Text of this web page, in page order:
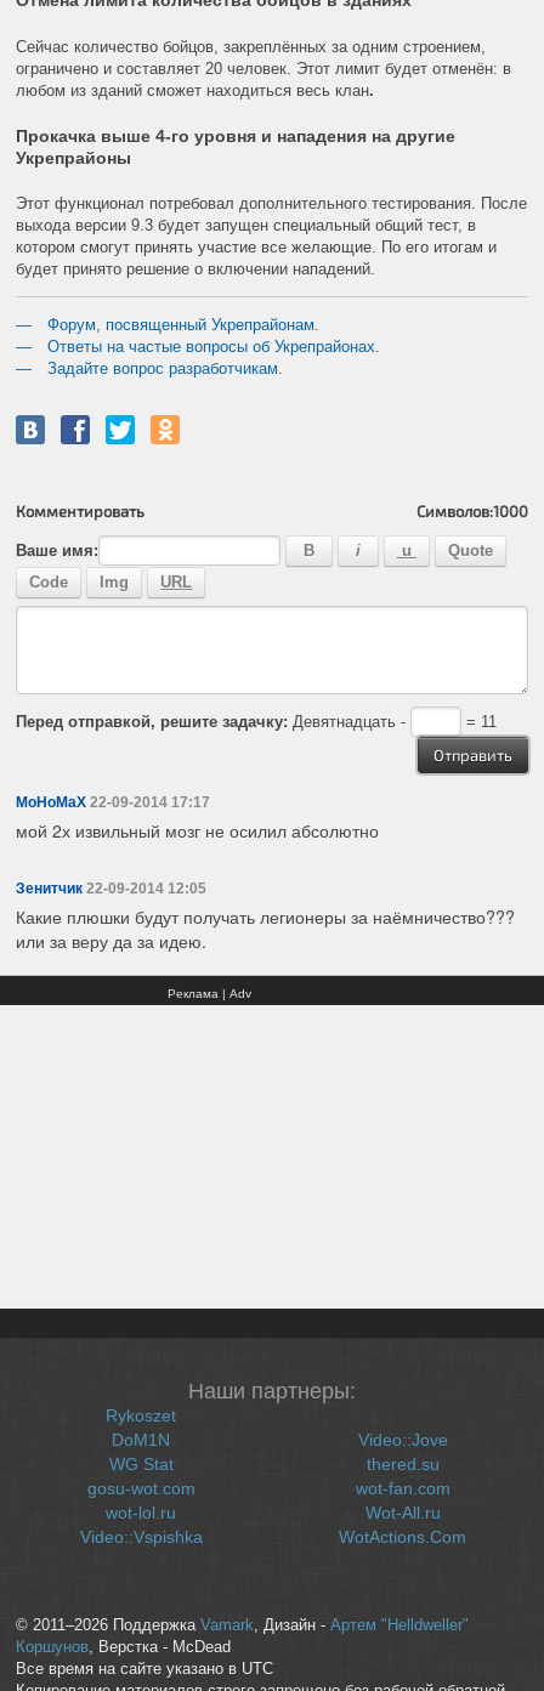
Сейчас количество бойцов, закреплённых за одним строением,
ограничено и составляет 20 человек. Этот лимит будет отменён: в
любом из зданий сможет находиться весь клан.
Прокачка выше 4-го уровня и нападения на другие
Укрепрайоны
Этот функционал потребовал дополнительного тестирования. После
выхода версии 9.3 будет запущен специальный общий тест, в
котором смогут принять участие все желающие. По его итогам и
будет принято решение о включении нападений.
Форум, посвященный Укрепрайонам.
Ответы на частые вопросы об Укрепрайонах.
Задайте вопрос разработчикам.
Комментировать Символов:1000
Ваше имя:
Перед отправкой, решите задачку: Девятнадцать - = 11
MoHoMaX 22-09-2014 17:17
мой 2х извильный мозг не осилил абсолютно
Зенитчик 22-09-2014 12:05
Какие плюшки будут получать легионеры за наёмничество???
или за веру да за идею.
Реклама | Adv
Наши партнеры:
Rykoszet
DoM1N
WG Stat
gosu-wot.com
wot-lol.ru
Video::Vspishka
Video::Jove
thered.su
wot-fan.com
Wot-All.ru
WotActions.Com
© 2011–2026 Поддержка Vamark , Дизайн - Артем "Helldweller"
Коршунов, Верстка - McDead
Все время на сайте указано в UTC